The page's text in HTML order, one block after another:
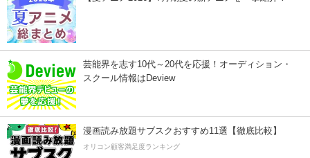
芸能界を志す10代～20代を応援！オーディション・
スクール情報はDeview
漫画読み放題サブスクおすすめ11選【徹底比較】
オリコン顧客満足度ランキング